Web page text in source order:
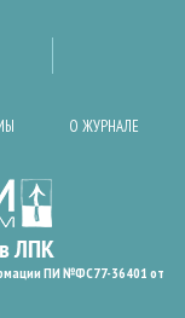
О ЖУРНАЛЕ
ПИ №ФС77-36401 от